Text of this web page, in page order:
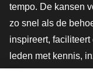
tempo. De kansen
zo snel als de
inspireert,
leden met kennis,